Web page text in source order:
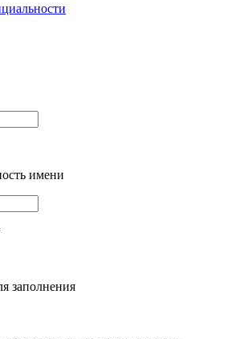
имени
заполнения